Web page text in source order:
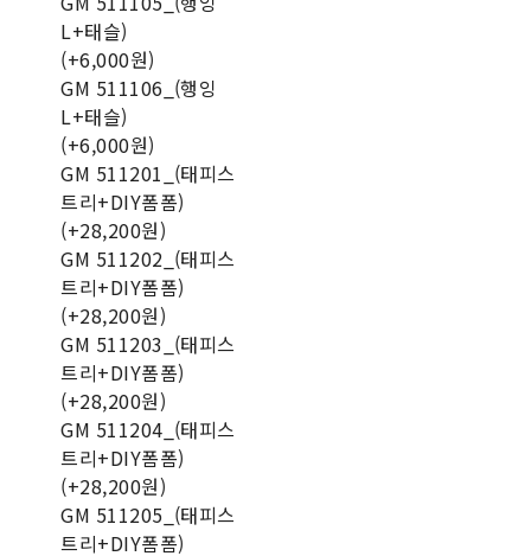
L+태슬)
(+6,000원)
GM 511106_(행잉
L+태슬)
(+6,000원)
GM 511201_(태피스
트리+DIY폼폼)
(+28,200원)
GM 511202_(태피스
트리+DIY폼폼)
(+28,200원)
GM 511203_(태피스
트리+DIY폼폼)
(+28,200원)
GM 511204_(태피스
트리+DIY폼폼)
(+28,200원)
GM 511205_(태피스
트리+DIY폼폼)